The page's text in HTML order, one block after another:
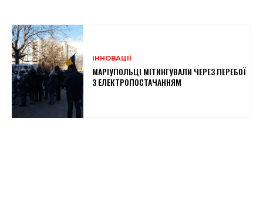
ІННОВАЦІЇ
МАРІУПОЛЬЦІ МІТИНГУВАЛИ ЧЕРЕЗ ПЕРЕБОЇ
З ЕЛЕКТРОПОСТАЧАННЯМ